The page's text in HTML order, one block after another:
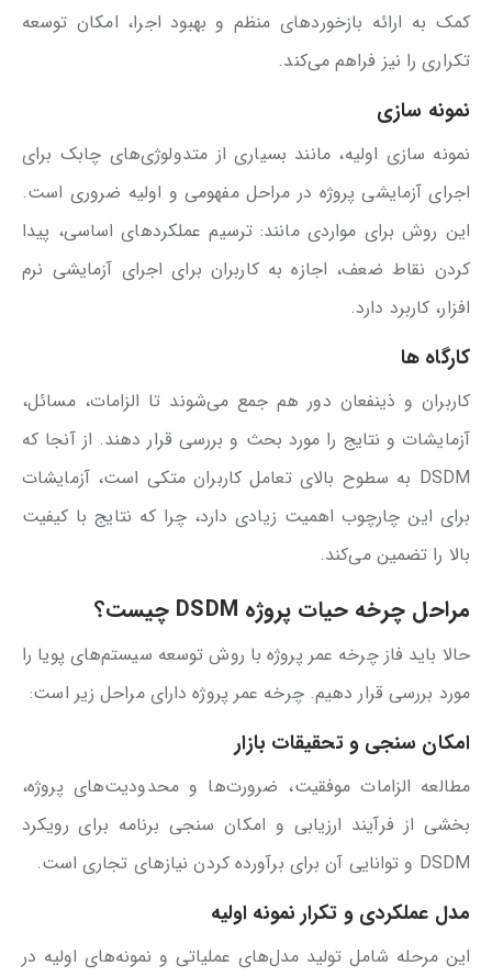
کمک به ارائه بازخوردهای منظم و بهبود اجرا، امکان توسعه
تکراری را نیز فراهم می‌کند.
نمونه سازی
نمونه سازی اولیه، مانند بسیاری از متدولوژی‌های چابک برای
اجرای آزمایشی پروژه در مراحل مفهومی و اولیه ضروری است.
این روش برای مواردی مانند: ترسیم عملکردهای اساسی، پیدا
کردن نقاط ضعف، اجازه به کاربران برای اجرای آزمایشی نرم
افزار، کاربرد دارد.
کارگاه‌ ها
کاربران و ذینفعان دور هم جمع می‌شوند تا الزامات، مسائل،
آزمایشات و نتایج را مورد بحث و بررسی قرار دهند. از آنجا که
DSDM به سطوح بالای تعامل کاربران متکی است، آزمایشات
برای این چارچوب اهمیت زیادی دارد، چرا که نتایج با کیفیت
بالا را تضمین می‌کند.
مراحل چرخه حیات پروژه DSDM چیست؟
حالا باید فاز چرخه عمر پروژه با روش توسعه سیستم‌های پویا را
مورد بررسی قرار دهیم. چرخه عمر پروژه دارای مراحل زیر است:
امکان سنجی و تحقیقات بازار
مطالعه الزامات موفقیت‌، ضرورت‌ها و محدودیت‌های پروژه،
بخشی از فرآیند ارزیابی و امکان سنجی برنامه برای رویکرد
DSDM و توانایی آن برای برآورده کردن نیازهای تجاری است.
مدل عملکردی و تکرار نمونه اولیه
این مرحله شامل تولید مدل‌های عملیاتی و نمونه‌های اولیه در